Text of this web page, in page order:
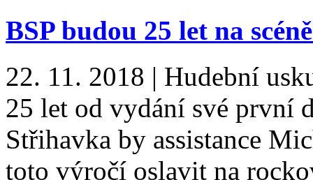
BSP budou 25 let na
22. 11. 2018 | Hudební
25 let od vydání své první
Střihavka by assistance
toto výročí oslavit na